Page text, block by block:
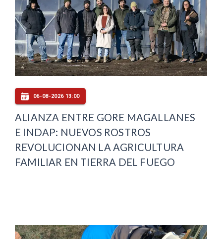
06-08-2026 13:00
ALIANZA ENTRE GORE MAGALLANES
E INDAP: NUEVOS ROSTROS
REVOLUCIONAN LA AGRICULTURA
FAMILIAR EN TIERRA DEL FUEGO